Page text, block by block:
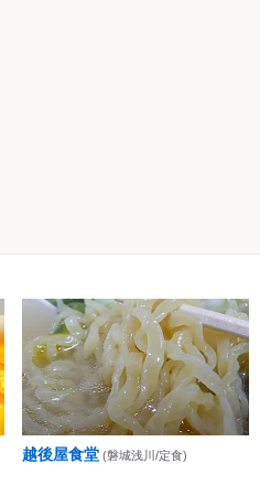
越後屋食堂 (磐城浅川/定食)